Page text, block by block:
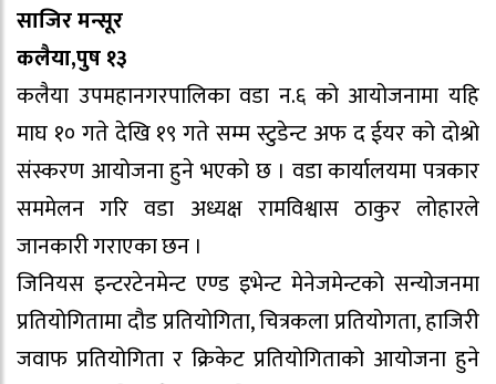
साजिर मन्सूर
कलैया,पुष १३
कलैया उपमहानगरपालिका वडा न.६ को आयोजनामा यहि
माघ १० गते देखि १९ गते सम्म स्टुडेन्ट अफ द ईयर को दोश्रो
संस्करण आयोजना हुने भएको छ । वडा कार्यालयमा पत्रकार
सममेलन गरि वडा अध्यक्ष रामविश्वास ठाकुर लोहारले
जानकारी गराएका छन ।
जिनियस इन्टरटेनमेन्ट एण्ड इभेन्ट मेनेजमेन्टको सन्योजनमा
प्रतियोगितामा दौड प्रतियोगिता, चित्रकला प्रतियोगता, हाजिरी
जवाफ प्रतियोगिता र क्रिकेट प्रतियोगिताको आयोजना हुने